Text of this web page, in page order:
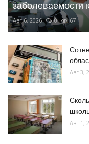
заболеваемости
Авг 6, 2026 0 67
Авг 3,
Авг 1,